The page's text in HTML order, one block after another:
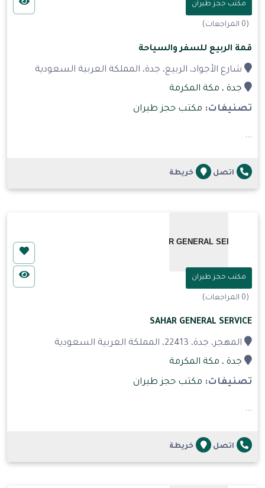
مكتب حجز طيران
(0 المراجعات)
قمة الربيع للسفر والسياحة
شارع الأجواد، الربيع، جدة، المملكة العربية السعودية
جدة ، مكة المكرمة
تصنيفات: مكتب حجز طيران
...
اتصل خريطة
مكتب حجز طيران
(0 المراجعات)
SAHAR GENERAL SERVICE
المهجر، جدة، 22413، المملكة العربية السعودية
جدة ، مكة المكرمة
تصنيفات: مكتب حجز طيران
...
اتصل خريطة